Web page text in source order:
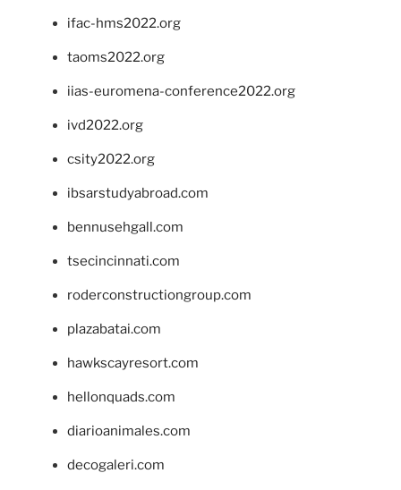
ifac-hms2022.org
taoms2022.org
iias-euromena-conference2022.org
ivd2022.org
csity2022.org
ibsarstudyabroad.com
bennusehgall.com
tsecincinnati.com
roderconstructiongroup.com
plazabatai.com
hawkscayresort.com
hellonquads.com
diarioanimales.com
decogaleri.com